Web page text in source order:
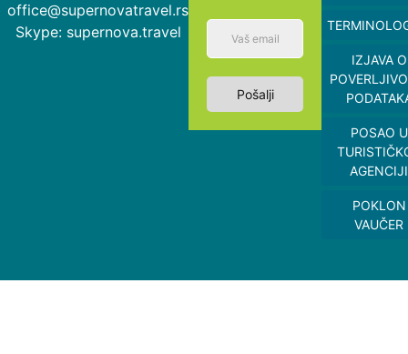
office@supernovatravel.rs
Skype: supernova.travel
Pošalji
IZJAVA O
POSAO U
AGENCIJI
POKLON
VAUČER